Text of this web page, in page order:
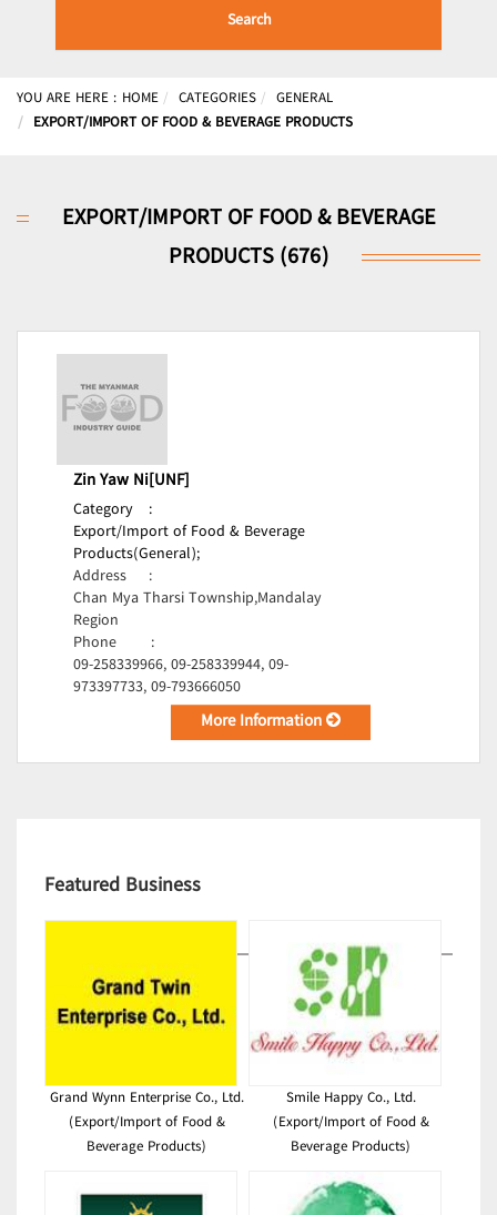
Search
YOU ARE HERE : HOME CATEGORIES
GENERAL
EXPORT/IMPORT OF FOOD & BEVERAGE PRODUCTS
EXPORT/IMPORT OF FOOD & BEVERAGE
PRODUCTS (676)
Zin Yaw Ni[UNF]
Category
:
Export/Import of Food & Beverage
Products(General);
Address
:
Chan Mya Tharsi Township,Mandalay
Region
Phone
:
09-258339966, 09-258339944, 09-
973397733, 09-793666050
More Information
Featured Business
Grand Wynn Enterprise Co., Ltd.
(Export/Import of Food &
Beverage Products)
Smile Happy Co., Ltd.
(Export/Import of Food &
Beverage Products)